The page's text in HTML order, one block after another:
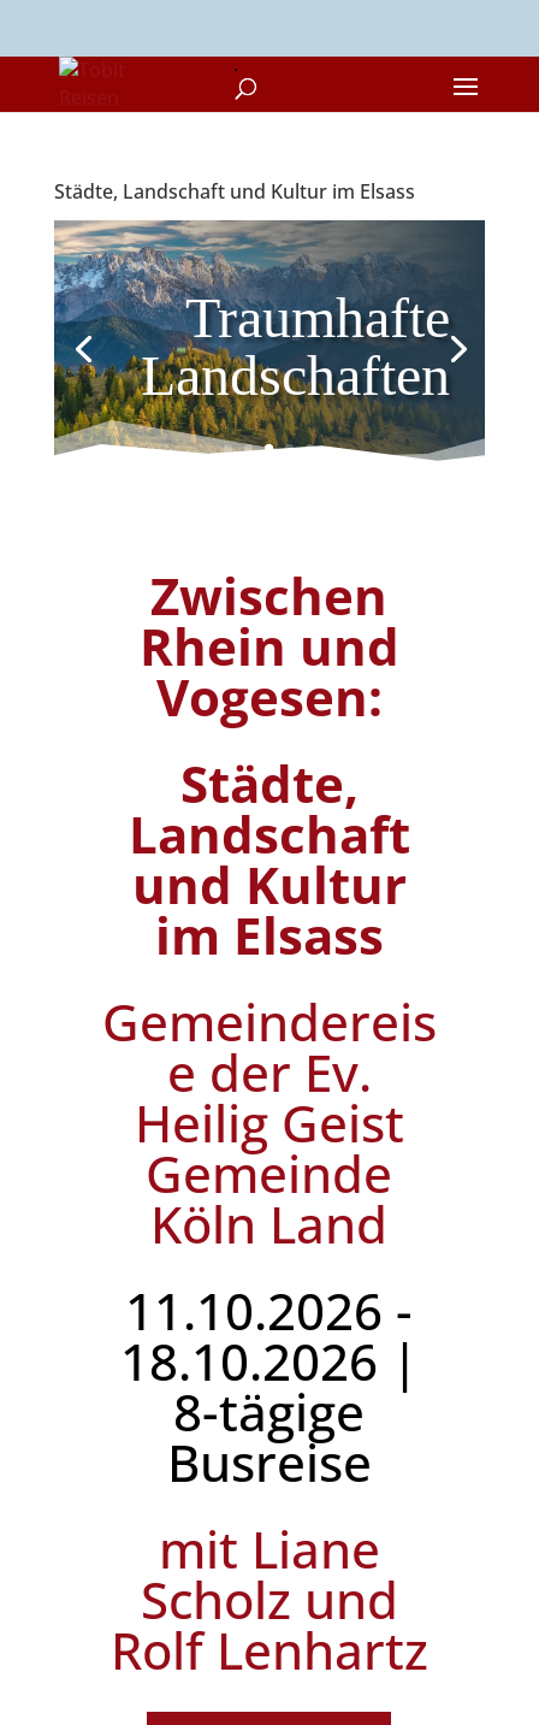
Städte, Landschaft und Kultur im Elsass
Zwischen
Rhein und
Vogesen:
Städte,
Landschaft
und Kultur
im Elsass
Gemeindereis
e der Ev.
Heilig Geist
Gemeinde
Köln Land
11.10.2026 -
18.10.2026 |
8-tägige
Busreise
mit Liane
Scholz und
Rolf Lenhartz